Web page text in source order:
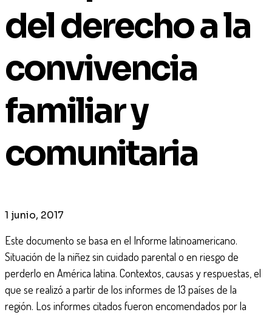
del derecho a la
convivencia
familiar y
comunitaria
1 junio, 2017
Este documento se basa en el Informe latinoamericano.
Situación de la niñez sin cuidado parental o en riesgo de
perderlo en América latina. Contextos, causas y respuestas, el
que se realizó a partir de los informes de 13 países de la
región. Los informes citados fueron encomendados por la